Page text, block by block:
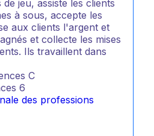
jeu, assiste les clients
à sous, accepte les
aux clients l'argent et
et collecte les mises
Ils travaillent dans
C
6
des professions